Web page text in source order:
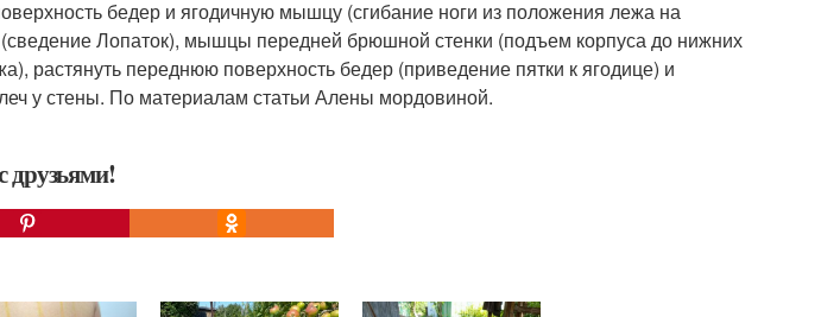
бедер и ягодичную мышцу (сгибание ноги из положения лежа на
Лопаток), мышцы передней брюшной стенки (подъем корпуса до нижних
растянуть переднюю поверхность бедер (приведение пятки к ягодице) и
у стены. По материалам статьи Алены мордовиной.
друзьями!